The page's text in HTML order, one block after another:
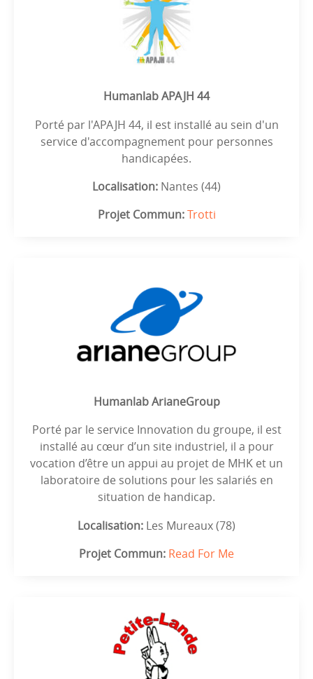
Humanlab APAJH 44
Porté par l'APAJH 44, il est installé au sein d'un
service d'accompagnement pour personnes
handicapées.
Localisation: Nantes (44)
Projet Commun:Trotti
Humanlab ArianeGroup
Porté par le service Innovation du groupe, il est
installé au cœur d’un site industriel, il a pour
vocation d’être un appui au projet de MHK et un
laboratoire de solutions pour les salariés en
situation de handicap.
Localisation: Les Mureaux (78)
Projet Commun: Read For Me